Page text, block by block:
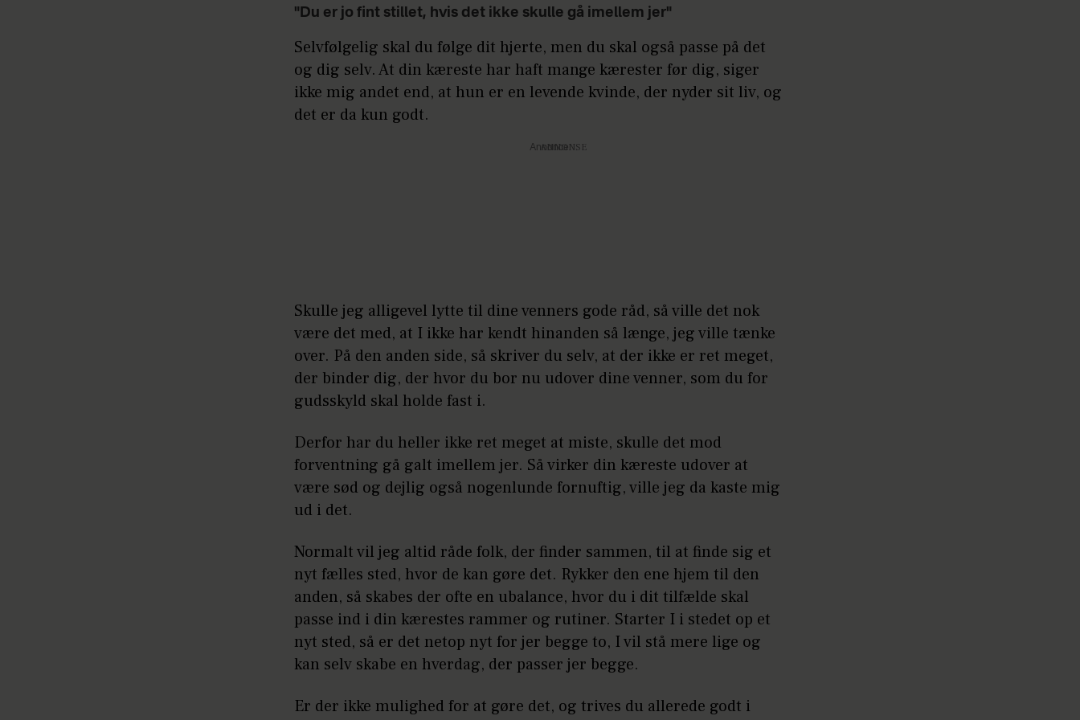
"Du er jo fint stillet, hvis det ikke skulle gå imellem jer"
Selvfølgelig skal du følge dit hjerte, men du skal også passe på det
og dig selv. At din kæreste har haft mange kærester før dig, siger
ikke mig andet end, at hun er en levende kvinde, der nyder sit liv, og
det er da kun godt.
Annonce
Skulle jeg alligevel lytte til dine venners gode råd, så ville det nok
være det med, at I ikke har kendt hinanden så længe, jeg ville tænke
over. På den anden side, så skriver du selv, at der ikke er ret meget,
der binder dig, der hvor du bor nu udover dine venner, som du for
gudsskyld skal holde fast i.
Derfor har du heller ikke ret meget at miste, skulle det mod
forventning gå galt imellem jer. Så virker din kæreste udover at
være sød og dejlig også nogenlunde fornuftig, ville jeg da kaste mig
ud i det.
Normalt vil jeg altid råde folk, der finder sammen, til at finde sig et
nyt fælles sted, hvor de kan gøre det. Rykker den ene hjem til den
anden, så skabes der ofte en ubalance, hvor du i dit tilfælde skal
passe ind i din kærestes rammer og rutiner. Starter I i stedet op et
nyt sted, så er det netop nyt for jer begge to, I vil stå mere lige og
kan selv skabe en hverdag, der passer jer begge.
Er der ikke mulighed for at gøre det, og trives du allerede godt i